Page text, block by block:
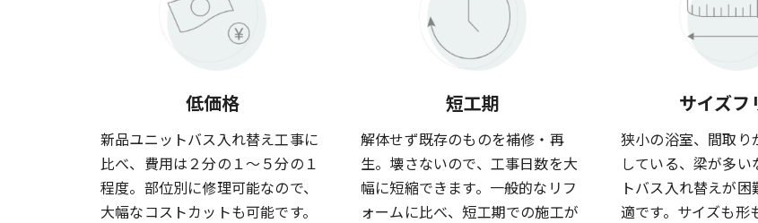
低価格
新品ユニットバス入れ替え工事に
比べ、費用は２分の１～５分の１
程度。部位別に修理可能なので、
大幅なコストカットも可能です。
短工期
解体せず既存のものを補修・再
生。壊さないので、工事日数を大
幅に短縮できます。一般的なリフ
ォームに比べ、短工期での施工が
サイズフ
狭小の浴室、間取り
している、梁が多い
トバス入れ替えが
適です。サイズも形